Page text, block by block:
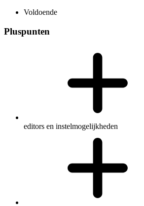
Voldoende
Pluspunten
editors en instelmogelijkheden